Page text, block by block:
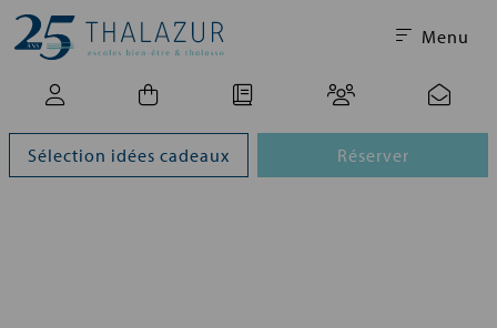
Menu
Sélection idées cadeaux Réserver